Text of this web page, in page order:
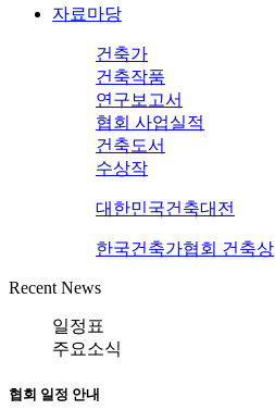
자료마당
건축가
건축작품
연구보고서
협회 사업실적
건축도서
수상작
대한민국건축대전
한국건축가협회 건축상
Recent News
일정표
주요소식
협회 일정 안내